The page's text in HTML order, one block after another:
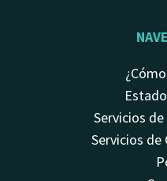
Servicios
Servicios de